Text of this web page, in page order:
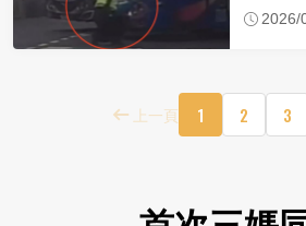
車：讓
2026/
上一頁 1 2 3